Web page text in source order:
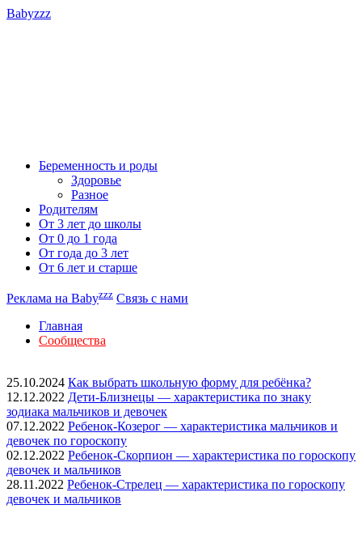
Babyzzz
Беременность и роды
Здоровье
Разное
Родителям
От 3 лет до школы
От 0 до 1 года
От года до 3 лет
От 6 лет и старше
Реклама на Babyzzz Связь с нами
Главная
Сообщества
25.10.2024 Как выбрать школьную форму для ребёнка?
12.12.2022 Дети-Близнецы — характеристика по знаку
зодиака мальчиков и девочек
07.12.2022 Ребенок-Козерог — характеристика мальчиков и
девочек по гороскопу
02.12.2022 Ребенок-Скорпион — характеристика по гороскопу
девочек и мальчиков
28.11.2022 Ребенок-Стрелец — характеристика по гороскопу
девочек и мальчиков